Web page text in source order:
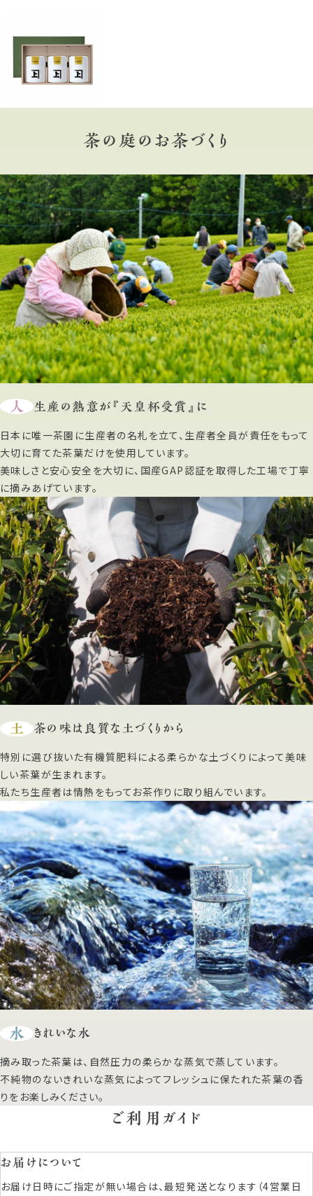
茶の庭のお茶づくり
人 生産の熱意が『天皇杯受賞』に
日本に唯一茶園に生産者の名札を立て、生産者全員が責任をもって
大切に育てた茶葉だけを使用しています。
美味しさと安心安全を大切に、国産GAP認証を取得した工場で丁寧
に摘みあげています。
土 茶の味は良質な土づくりから
特別に選び抜いた有機質肥料による柔らかな土づくりによって美味
しい茶葉が生まれます。
私たち生産者は情熱をもってお茶作りに取り組んでいます。
水 きれいな水
摘み取った茶葉は、自然圧力の柔らかな蒸気で蒸しています。
不純物のないきれいな蒸気によってフレッシュに保たれた茶葉の香
りをお楽しみください。
ご利用ガイド
お届けについて
お届け日時にご指定が無い場合は、最短発送となります（4営業日